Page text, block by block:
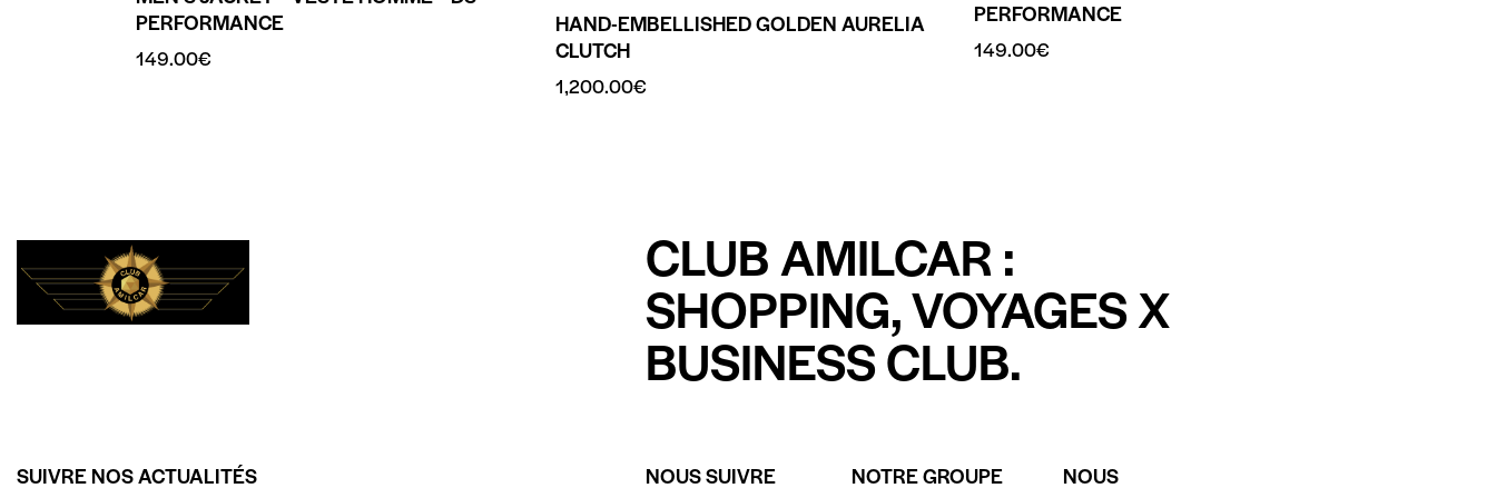
PERFORMANCE
149.00€
HAND-EMBELLISHED GOLDEN AURELIA
CLUTCH
1,200.00€
PERFORMANCE
149.00€
CLUB AMILCAR :
SHOPPING, VOYAGES X
BUSINESS CLUB.
SUIVRE NOS ACTUALITÉS NOUS SUIVRE NOTRE GROUPE
NOUS